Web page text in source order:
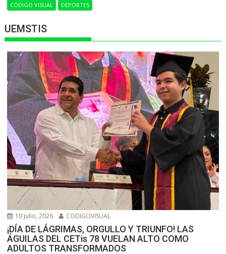
CÓDIGO VISUAL DEPORTES
UEMSTIS
10 julio, 2026 CODIGOVISUAL
¡DÍA DE LÁGRIMAS, ORGULLO Y TRIUNFO! LAS
ÁGUILAS DEL CETis 78 VUELAN ALTO COMO
ADULTOS TRANSFORMADOS